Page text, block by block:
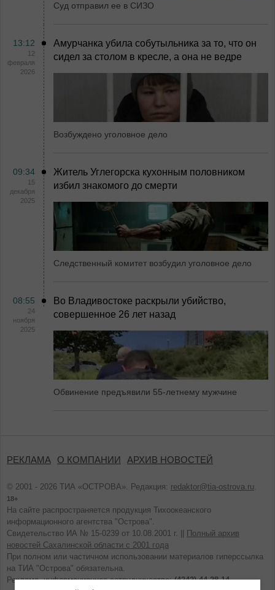
Суд отправил ее в СИЗО
13:12
12
февраля
2026
Амурчанка убила собутыльника за то, что он
сидел за столом в кресле, а она не ведре
Возбуждено уголовное дело
09:34
15
декабря
2025
Житель Углегорска кухонным половником
избил знакомого до смерти
Следственный комитет возбудил уголовное дело
08:55
24
ноября
2025
Во Владивостоке раскрыли убийство,
совершенное 26 лет назад
Обвинение предъявили 55-летнему мужчине
РЕКЛАМА О КОМПАНИИ АРХИВ НОВОСТЕЙ
© 2001 - 2026 ТИА «ОСТРОВА». Редакция: redaktor@tia-ostrova.ru.
18+
На сайте распространяется продукция Тихоокеанского
информационного агентства "Острова".
Свидетельство ИА № 15-0239 от 10.08.2001 г. ||
Полный архив
новостей Сахалинской области с 2001 года
При полном или частичном использовании материалов гиперссылка
на ТИА "Острова" обязательна.
Реклама, информационное сотрудничество:(4242) 44-28-14.